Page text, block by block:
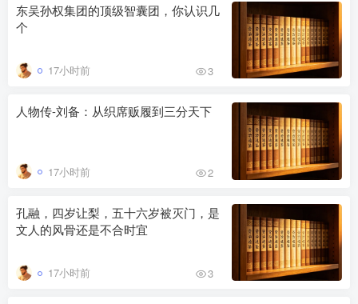
东吴孙权集团的顶级智囊团，你认识几
个
17小时前 3
人物传-刘备：从织席贩履到三分天下
17小时前 2
孔融，四岁让梨，五十六岁被灭门，是
文人的风骨还是不合时宜
17小时前 3